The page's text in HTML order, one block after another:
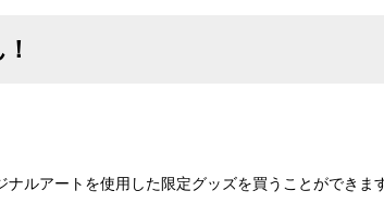
ルアートを使用した限定グッズを買うことができ